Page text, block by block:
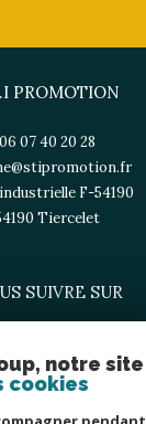
PROMOTION
06 07 40 20 28
F-54190
tiercelet
SUIVRE SUR
notre site
cookies